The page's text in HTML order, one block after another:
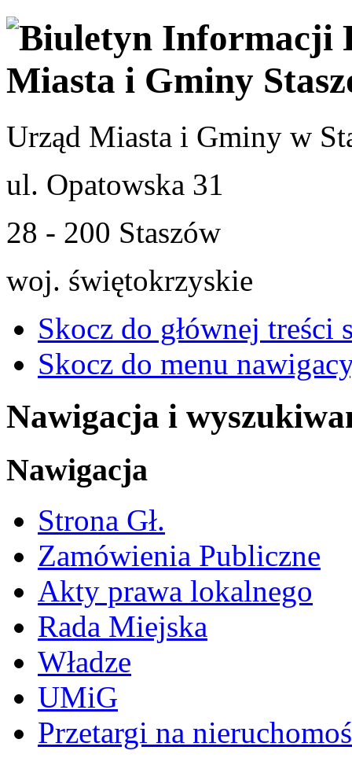
Urząd Miasta i Gminy w
ul. Opatowska 31
28 - 200 Staszów
woj. świętokrzyskie
Skocz do głównej treści
Skocz do menu
Nawigacja i
Nawigacja
Strona Gł.
Zamówienia Publiczne
Akty prawa lokalnego
Rada Miejska
Władze
UMiG
Przetargi na